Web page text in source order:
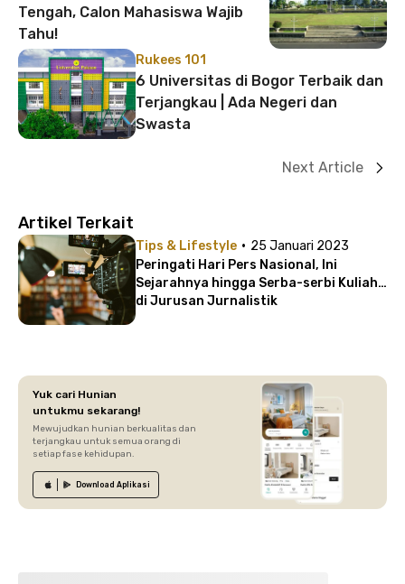
Tengah, Calon Mahasiswa Wajib
Tahu!
Rukees 101
6 Universitas di Bogor Terbaik dan
Terjangkau | Ada Negeri dan
Swasta
Next Article
Artikel Terkait
Tips & Lifestyle · 25 Januari 2023
Peringati Hari Pers Nasional, Ini
Sejarahnya hingga Serba-serbi Kuliah
di Jurusan Jurnalistik
Yuk cari Hunian
untukmu sekarang!
Mewujudkan hunian berkualitas dan
terjangkau untuk semua orang di
setiap fase kehidupan.
Download Aplikasi